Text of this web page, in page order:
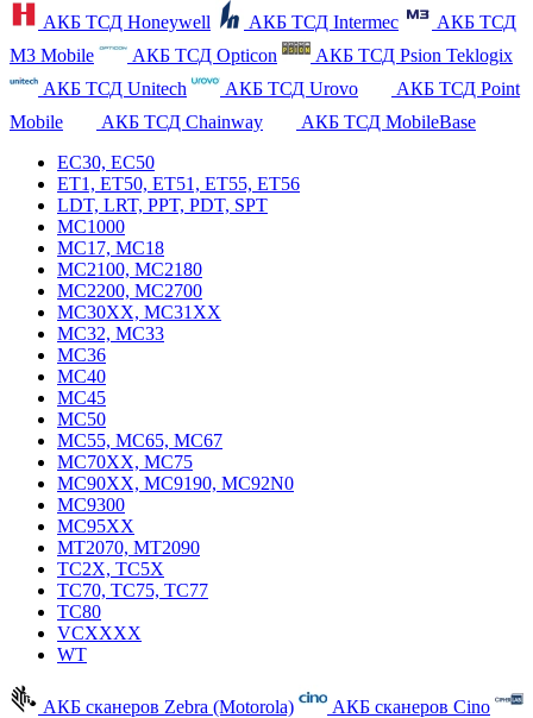
АКБ ТСД Honeywell
АКБ ТСД Intermec
АКБ ТСД
M3 Mobile
АКБ ТСД Opticon
АКБ ТСД Psion Teklogix
АКБ ТСД Unitech
АКБ ТСД Urovo
АКБ ТСД Point
Mobile
АКБ ТСД Chainway
АКБ ТСД MobileBase
EC30, EC50
ET1, ET50, ET51, ET55, ET56
LDT, LRT, PPT, PDT, SPT
MC1000
MC17, MC18
MC2100, MC2180
MC2200, MC2700
MC30XX, MC31XX
MC32, MC33
MC36
MC40
MC45
MC50
MC55, MC65, MC67
MC70XX, MC75
MC90XX, MC9190, MC92N0
MC9300
MC95XX
MT2070, MT2090
TC2X, TC5X
TC70, TC75, TC77
TC80
VCXXXX
WT
АКБ сканеров Zebra (Motorola)
АКБ сканеров Cino